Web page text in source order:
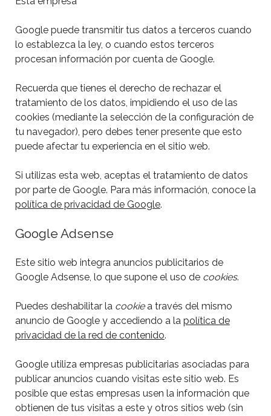
Google puede transmitir tus datos a terceros cuando
lo establezca la ley, o cuando estos terceros
procesan información por cuenta de Google.
Recuerda que tienes el derecho de rechazar el
tratamiento de los datos, impidiendo el uso de las
cookies (mediante la selección de la configuración de
tu navegador), pero debes tener presente que esto
puede afectar tu experiencia en el sitio web.
Si utilizas esta web, aceptas el tratamiento de datos
por parte de Google. Para más información, conoce la
política de privacidad de Google.
Google Adsense
Este sitio web integra anuncios publicitarios de
Google Adsense, lo que supone el uso de cookies.
Puedes deshabilitar la cookiea través del mismo
anuncio de Google y accediendo a la política de
privacidad de la red de contenido.
Google utiliza empresas publicitarias asociadas para
publicar anuncios cuando visitas este sitio web. Es
posible que estas empresas usen la información que
obtienen de tus visitas a este y otros sitios web (sin